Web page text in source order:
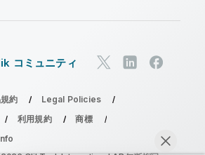
コミュニティ
約
Legal Policies
利用規約
商標